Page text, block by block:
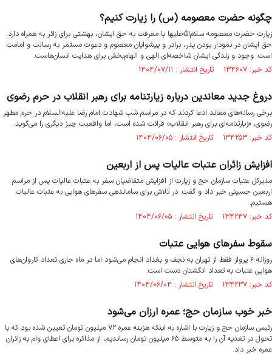
چگونه حضرت معصومه (س) را زیارت کنیم؟
زیارت حضرت معصومه سلام‌الله‌علیها با معرفت به حق ایشان، بهشتی برای زائر به همراه دارد.
حق ایشان در نمودار بودن پدر، برادر و پیشوایان معصوم و دعوت مستمر به رسالت و امامت
است. وجود و زندگی ایشان شاخصه‌ای الهی و الهام‌بخش برای هدایت انسان‌هاست.
کد خبر: ۱۳۴۶۰۷ تاریخ انتشار : ۱۴۰۴/۰۷/۱۱
دروغ جدید معاندین درباره زیارتنامه برای رهبر انقلاب در حرم رضوی
برخی رسانه‌های معاند ادعا کردند که در مراسم شب شهادت امام رضا علیه‌السلام در حرم مطهر
رضوی، «زیارتنامه‌ای برای رهبر انقلاب» قرائت شده است، اما واقعیت چیز دیگری را می‌گوید.
کد خبر: ۱۳۴۲۵۳ تاریخ انتشار : ۱۴۰۴/۰۶/۰۵
افزایش زائران عتبات عالیات پس از اربعین
مدیرکل عتبات سازمان حج و زیارت از افزایش متقاضیان سفر به عتبات عالیات پس از مراسم
اربعین حسینی خبر داد و گفت: در تلاش برای ساماندهی سفرهای هوایی به عتبات عالیات
هستیم.
کد خبر: ۱۳۴۲۴۷ تاریخ انتشار : ۱۴۰۴/۰۶/۰۵
سقوط سفر‌های هوایی عتبات
روزانه ۶ پرواز فقط از تهران به نجف و بغداد انجام می‌شود اما در ماه جاری تعداد کاروان‌های
هوایی عتبات به تعداد انگشتان دست است.
کد خبر: ۱۳۴۲۳۷ تاریخ انتشار : ۱۴۰۴/۰۶/۰۴
خبر خوب سازمان حج؛ عمره ارزان می‌شو‌د
رئیس سازمان حج و زیارت با اشاره به اینکه هزینه عمره ۷۲ میلیون تومان تعیین شده بود که با
تحول در تغذیه آن را به متوسط ۶۵ میلیون تومان رساندیم، از مذاکره برای اعطای وام به زائران
عمره خبر داد.